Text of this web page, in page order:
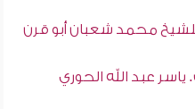
محمد شعبان أبو قرن
ياسر عبد الله الحوري